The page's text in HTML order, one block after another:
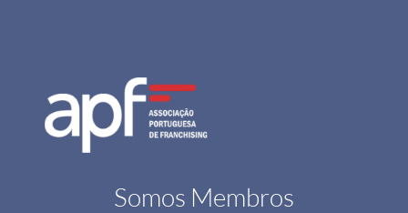
Somos Membros